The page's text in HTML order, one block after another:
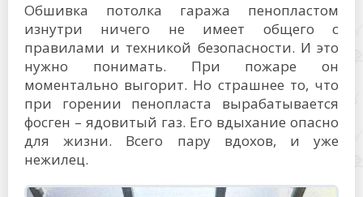
Обшивка потолка гаража пенопластом
изнутри ничего не имеет общего с
правилами и техникой безопасности. И это
нужно понимать. При пожаре он
моментально выгорит. Но страшнее то, что
при горении пенопласта вырабатывается
фосген – ядовитый газ. Его вдыхание опасно
для жизни. Всего пару вдохов, и уже
нежилец.